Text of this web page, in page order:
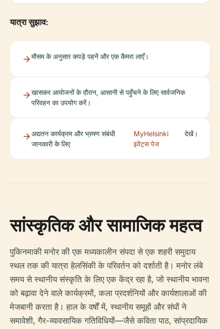
यात्रा सुझाव:
मौसम के अनुसार कपड़े पहनें और एक कैमरा लाएँ।
खासकर आयोजनों के दौरान, आसानी से पहुँचने के लिए सार्वजनिक
परिवहन का उपयोग करें।
अद्यतन कार्यक्रम और भ्रमण संबंधी
जानकारी के लिए
MyHelsinki
इवेंट्स पेज
देखें।
सांस्कृतिक और सामाजिक महत्व
पुकिनमाकी मनोर की एक मध्यकालीन संपदा से एक शहरी समुदाय
स्थल तक की यात्रा हेलसिंकी के परिवर्तन को दर्शाती है। मनोर लंबे
समय से स्थानीय संस्कृति के लिए एक केंद्र रहा है, जो स्थानीय भावना
को बढ़ावा देने वाले कार्यक्रमों, कला प्रदर्शनियों और कार्यशालाओं की
मेजबानी करता है। हाल के वर्षों में, स्थानीय समूहों और संघों ने
समावेशी, गैर-व्यावसायिक गतिविधियों—जैसे कविता पाठ, सांप्रदायिक